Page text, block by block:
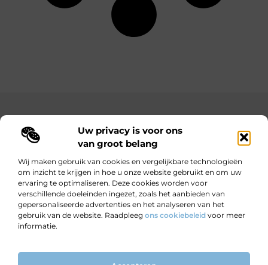
Uw privacy is voor ons
van groot belang
Wij maken gebruik van cookies en vergelijkbare technologieën
om inzicht te krijgen in hoe u onze website gebruikt en om uw
ervaring te optimaliseren. Deze cookies worden voor
verschillende doeleinden ingezet, zoals het aanbieden van
gepersonaliseerde advertenties en het analyseren van het
gebruik van de website. Raadpleeg ons cookiebeleid voor meer
informatie.
Bekende Nederlanders
Wijzer worden door verhalen.
Motiverende en informatieve blogs voor nieuwsgierige lezers en